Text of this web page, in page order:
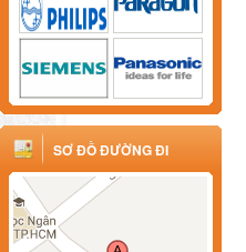
SƠ ĐỒ ĐƯỜNG ĐI